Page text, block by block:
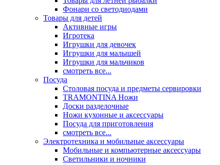
Фонари со светодиодами
Товары для детей
Активные игры
Игротека
Игрушки для девочек
Игрушки для малышей
Игрушки для мальчиков
смотреть все...
Посуда
Столовая посуда и предметы сервировки
TRAMONTINA Ножи
Доски разделочные
Ножи кухонные и аксессуары
Посуда для приготовления
смотреть все...
Электротехника и мобильные аксессуары
Мобильные и компьютерные аксессуары
Светильники и ночники